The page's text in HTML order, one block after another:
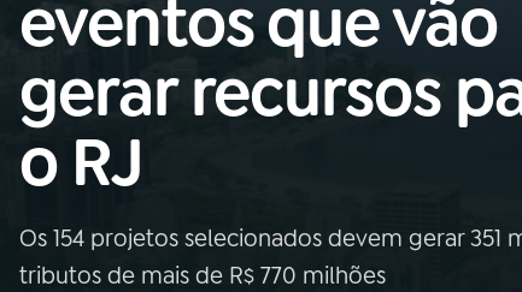
02A RÁDIO
03PROGRAMAÇÃO
04PROGRAMAS
05PODCASTS
eventos que vão
gerar recursos
o RJ
Os 154 projetos selecionados devem gerar
tributos de mais de R$ 770 milhões